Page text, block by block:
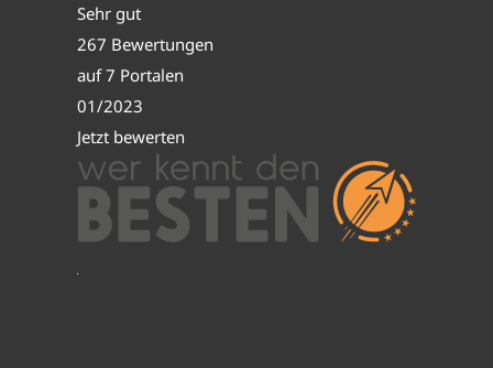
Sehr gut
267 Bewertungen
auf 7 Portalen
01/2023
Jetzt bewerten